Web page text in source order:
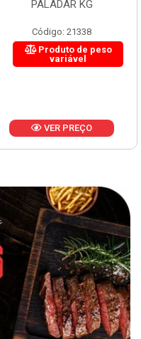
PALADAR KG
Código: 21338
Produto de peso
variável
VER PREÇO